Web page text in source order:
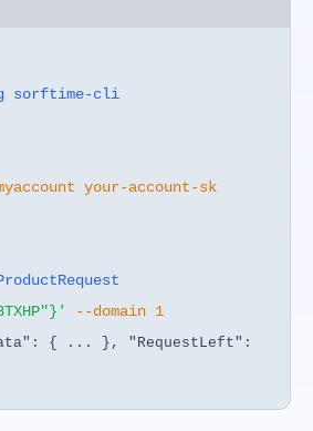
sorftime-cli
your-account-sk
--domain 1
{ ... }, "RequestLeft":